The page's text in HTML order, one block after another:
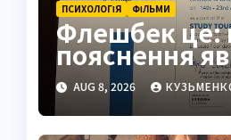
ПСИХОЛОГІЯ ФІЛЬМИ
Флешбек це:
пояснення
психології,
житті
AUG 8, 2026